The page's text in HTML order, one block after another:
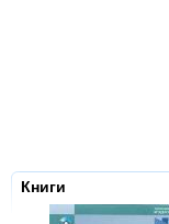
Книги